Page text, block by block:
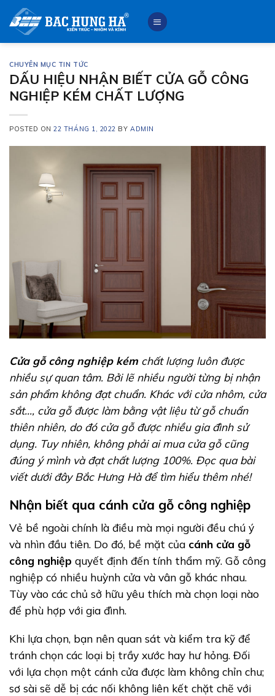
content
CHUYÊN MỤC TIN TỨC
DẤU HIỆU NHẬN BIẾT CỬA GỖ CÔNG
NGHIỆP KÉM CHẤT LƯỢNG
POSTED ON22 THÁNG 1, 2022 BY ADMIN
Cửa gỗ công nghiệp kém chất lượngluôn được
nhiều sự quan tâm. Bởi lẽ nhiều người từng bị nhận
sản phẩm không đạt chuẩn. Khác với cửa nhôm, cửa
sắt…, cửa gỗ được làm bằng vật liệu từ gỗ chuẩn
thiên nhiên, do đó cửa gỗ được nhiều gia đình sử
dụng. Tuy nhiên, không phải ai mua cửa gỗ cũng
đúng ý mình và đạt chất lượng 100%. Đọc qua bài
viết dưới đây Bắc Hưng Hàđể tìm hiểu thêm nhé!
Nhận biết qua cánh cửa gỗ công nghiệp
Vẻ bề ngoài chính là điều mà mọi người đều chú ý
và nhìn đầu tiên. Do đó, bề mặt của cánh cửa gỗ
công nghiệp quyết định đến tính thẩm mỹ. Gỗ công
nghiệp có nhiều huỳnh cửa và vân gỗ khác nhau.
Tùy vào các chủ sở hữu yêu thích mà chọn loại nào
để phù hợp với gia đình.
Khi lựa chọn, bạn nên quan sát và kiểm tra kỹ để
tránh chọn các loại bị trầy xước hay hư hỏng. Đối
với lựa chọn một cánh cửa được làm không chỉn chu;
sơ sài sẽ dễ bị các nối không liên kết chặt chẽ với